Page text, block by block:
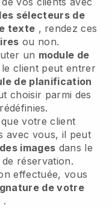
sélecteurs de
texte , rendez ces
ou non.
un module de
le client peut entrer
de planification
choisir parmi des
votre client
avec vous, il peut
images dans le
réservation.
effectuée, vous
de votre
.